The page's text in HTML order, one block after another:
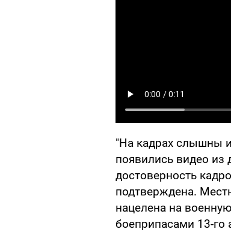
"На кадрах слышны
появились видео из
достоверность
подтверждена.
нацелена на
боеприпасами 13-го